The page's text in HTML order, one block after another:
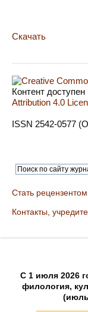
Скачать
Контент
Attribution 4.0
ISSN 2542-0577
Стать рецензентом
Контакты,
C 1 июля 2026
филология,